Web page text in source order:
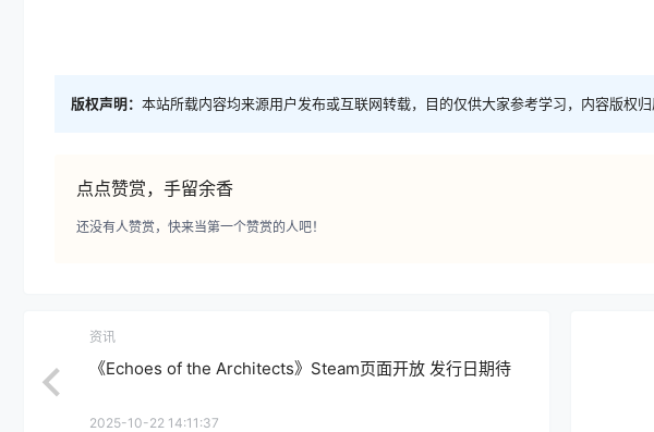
版权声明： 本站所载内容均来源用户发布或互联网转载，目的仅供大家参考学习，内容版权归
点点赞赏，手留余香
还没有人赞赏，快来当第一个赞赏的人吧！
资讯
《Echoes of the Architects》Steam页面开放 发行日期待
2025-10-22 14:11:37